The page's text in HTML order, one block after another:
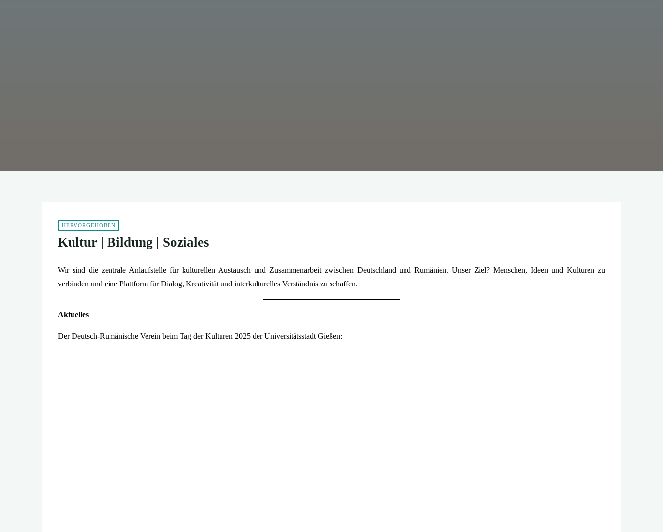
HERVORGEHOBEN
Kultur | Bildung | Soziales
Wir sind die zentrale Anlaufstelle für kulturellen Austausch und Zusammenarbeit zwischen Deutschland und Rumänien. Unser Ziel? Menschen, Ideen und Kulturen zu
verbinden und eine Plattform für Dialog, Kreativität und interkulturelles Verständnis zu schaffen.
Aktuelles
Der Deutsch-Rumänische Verein beim Tag der Kulturen 2025 der Universitätsstadt Gießen: